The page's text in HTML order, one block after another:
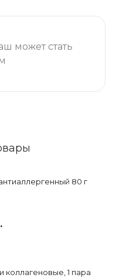
может стать
80 г
коллагеновые, 1 пара